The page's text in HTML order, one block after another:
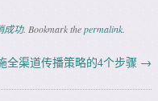
成功. Bookmark thepermalink
全渠道传播策略的4个步骤 →